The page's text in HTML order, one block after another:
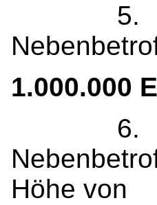
5.
1.000.000
6.
Höhe von